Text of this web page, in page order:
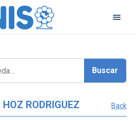
RODRIGUEZ Back